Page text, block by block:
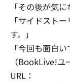
「その後が気
「サイドスト
す。」
「今回も面白い
（BookLive!ユ
URL：